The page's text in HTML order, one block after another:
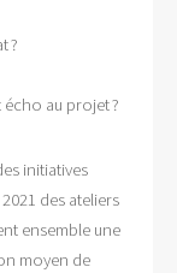
?
au projet ?
initiatives
des ateliers
ensemble une
moyen de